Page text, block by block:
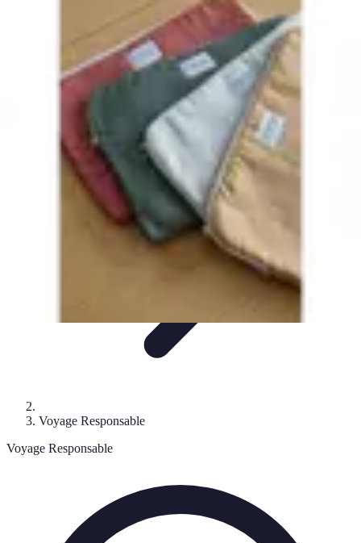
Sécurité en voyage Voyage Écoresponsable
Conseils Pratiques
Globe Explore
Voyage Responsable
Voyage Responsable